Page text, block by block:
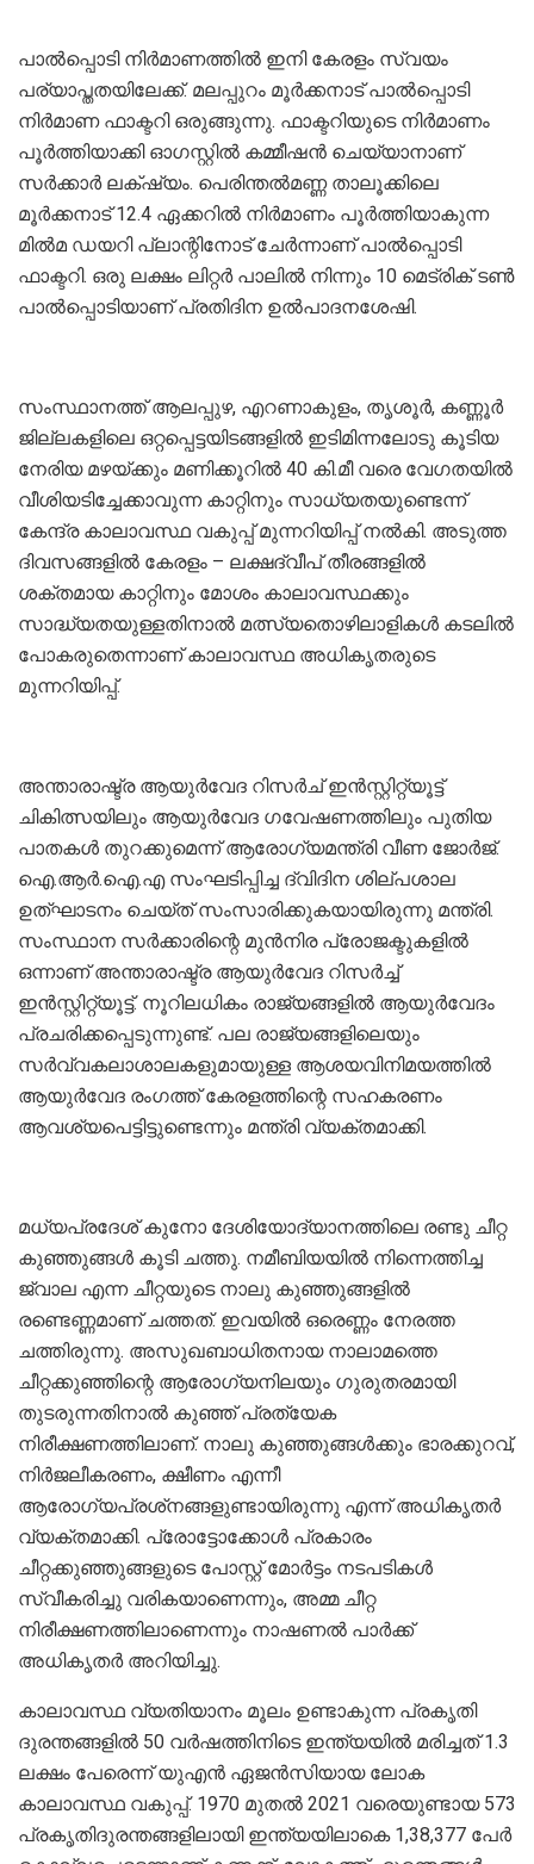
പാൽപ്പൊടി നിർമാണത്തിൽ ഇനി കേരളം സ്വയം
പര്യാപ്തതയിലേക്ക്. മലപ്പുറം മൂർക്കനാട് പാൽപ്പൊടി
നിർമാണ ഫാക്ടറി ഒരുങ്ങുന്നു. ഫാക്ടറിയുടെ നിർമാണം
പൂർത്തിയാക്കി ഓഗസ്റ്റിൽ കമ്മീഷൻ ചെയ്യാനാണ്
സർക്കാർ ലക്‌ഷ്യം. പെരിന്തൽമണ്ണ താലൂക്കിലെ
മൂർക്കനാട് 12.4 ഏക്കറിൽ നിർമാണം പൂർത്തിയാകുന്ന
മിൽമ ഡയറി പ്ലാന്റിനോട് ചേർന്നാണ് പാൽപ്പൊടി
ഫാക്ടറി. ഒരു ലക്ഷം ലിറ്റർ പാലിൽ നിന്നും 10 മെട്രിക് ടൺ
പാൽപ്പൊടിയാണ് പ്രതിദിന ഉൽപാദനശേഷി.
സംസ്ഥാനത്ത് ആലപ്പുഴ, എറണാകുളം, തൃശൂർ, കണ്ണൂർ
ജില്ലകളിലെ ഒറ്റപ്പെട്ടയിടങ്ങളിൽ ഇടിമിന്നലോടു കൂടിയ
നേരിയ മഴയ്ക്കും മണിക്കൂറിൽ 40 കി.മീ വരെ വേഗതയിൽ
വീശിയടിച്ചേക്കാവുന്ന കാറ്റിനും സാധ്യതയുണ്ടെന്ന്
കേന്ദ്ര കാലാവസ്ഥ വകുപ്പ് മുന്നറിയിപ്പ് നൽകി. അടുത്ത
ദിവസങ്ങളിൽ കേരളം – ലക്ഷദ്വീപ് തീരങ്ങളിൽ
ശക്തമായ കാറ്റിനും മോശം കാലാവസ്ഥക്കും
സാദ്ധ്യതയുള്ളതിനാൽ മത്സ്യതൊഴിലാളികൾ കടലിൽ
പോകരുതെന്നാണ് കാലാവസ്ഥ അധികൃതരുടെ
മുന്നറിയിപ്പ്.
അന്താരാഷ്ട്ര ആയുർവേദ റിസർച് ഇൻസ്റ്റിറ്റ്യൂട്ട്
ചികിത്സയിലും ആയുർവേദ ഗവേഷണത്തിലും പുതിയ
പാതകൾ തുറക്കുമെന്ന് ആരോഗ്യമന്ത്രി വീണ ജോർജ്.
ഐ.ആർ.ഐ.എ സംഘടിപ്പിച്ച ദ്വിദിന ശില്പശാല
ഉത്ഘാടനം ചെയ്ത് സംസാരിക്കുകയായിരുന്നു മന്ത്രി.
സംസ്ഥാന സർക്കാരിന്റെ മുൻനിര പ്രോജക്ടുകളിൽ
ഒന്നാണ് അന്താരാഷ്ട്ര ആയുർവേദ റിസർച്ച്
ഇൻസ്റ്റിറ്റ്യൂട്ട്. നൂറിലധികം രാജ്യങ്ങളിൽ ആയുർവേദം
പ്രചരിക്കപ്പെടുന്നുണ്ട്. പല രാജ്യങ്ങളിലെയും
സർവ്വകലാശാലകളുമായുള്ള ആശയവിനിമയത്തിൽ
ആയുർവേദ രംഗത്ത് കേരളത്തിന്റെ സഹകരണം
ആവശ്യപെട്ടിട്ടുണ്ടെന്നും മന്ത്രി വ്യക്തമാക്കി.
മധ്യപ്രദേശ് കുനോ ദേശിയോദ്യാനത്തിലെ രണ്ടു ചീറ്റ
കുഞ്ഞുങ്ങൾ കൂടി ചത്തു. നമീബിയയിൽ നിന്നെത്തിച്ച
ജ്വാല എന്ന ചീറ്റയുടെ നാലു കുഞ്ഞുങ്ങളിൽ
രണ്ടെണ്ണമാണ് ചത്തത്. ഇവയിൽ ഒരെണ്ണം നേരത്ത
ചത്തിരുന്നു. അസുഖബാധിതനായ നാലാമത്തെ
ചീറ്റക്കുഞ്ഞിന്റെ ആരോഗ്യനിലയും ഗുരുതരമായി
തുടരുന്നതിനാല്‍ കുഞ്ഞ് പ്രത്യേക
നിരീക്ഷണത്തിലാണ്. നാലു കുഞ്ഞുങ്ങള്‍ക്കും ഭാരക്കുറവ്,
നിര്‍ജലീകരണം, ക്ഷീണം എന്നീ
ആരോഗ്യപ്രശ്‌നങ്ങളുണ്ടായിരുന്നു എന്ന് അധികൃതര്‍
വ്യക്തമാക്കി. പ്രോട്ടോക്കോള്‍ പ്രകാരം
ചീറ്റക്കുഞ്ഞുങ്ങളുടെ പോസ്റ്റ് മോര്‍ട്ടം നടപടികള്‍
സ്വീകരിച്ചു വരികയാണെന്നും, അമ്മ ചീറ്റ
നിരീക്ഷണത്തിലാണെന്നും നാഷണല്‍ പാര്‍ക്ക്
അധികൃതര്‍ അറിയിച്ചു.
കാലാവസ്ഥ വ്യതിയാനം മൂലം ഉണ്ടാകുന്ന പ്രകൃതി
ദുരന്തങ്ങളിൽ 50 വർഷത്തിനിടെ ഇന്ത്യയിൽ മരിച്ചത് 1.3
ലക്ഷം പേരെന്ന് യുഎൻ ഏജൻസിയായ ലോക
കാലാവസ്ഥ വകുപ്പ്. 1970 മുതൽ 2021 വരെയുണ്ടായ 573
പ്രകൃതിദുരന്തങ്ങളിലായി ഇന്ത്യയിലാകെ 1,38,377 പേർ